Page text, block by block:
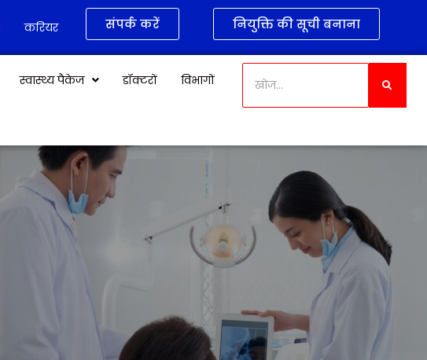
करियर संपर्क करें नियुक्ति की सूची बनाना
स्वास्थ्य पैकेज डॉक्टरों विभागों